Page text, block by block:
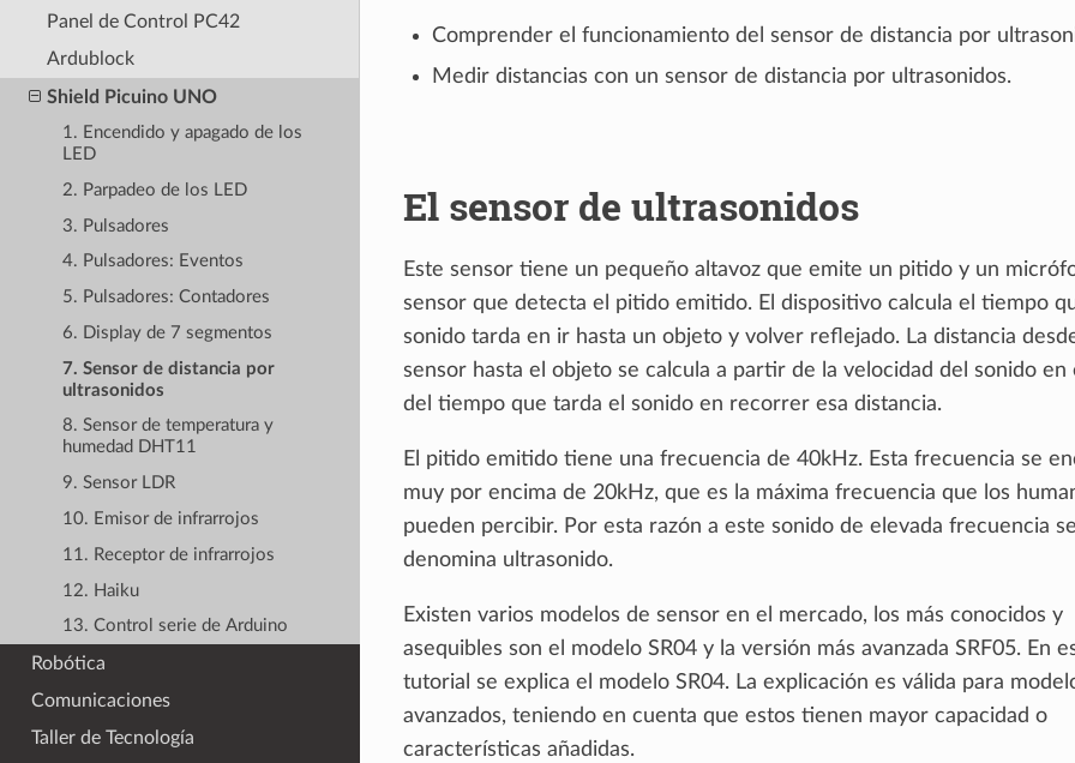
Comprender el funcionamiento del sensor de distancia por
Medir distancias con un sensor de distancia por ultrasonidos.
El sensor de ultrasonidos
Este sensor tiene un pequeño altavoz que emite un pitido y un
sensor que detecta el pitido emitido. El dispositivo calcula el tiempo
sonido tarda en ir hasta un objeto y volver reflejado. La distancia
sensor hasta el objeto se calcula a partir de la velocidad del sonido en
del tiempo que tarda el sonido en recorrer esa distancia.
El pitido emitido tiene una frecuencia de 40kHz. Esta frecuencia se
muy por encima de 20kHz, que es la máxima frecuencia que los
pueden percibir. Por esta razón a este sonido de elevada frecuencia
denomina ultrasonido.
Existen varios modelos de sensor en el mercado, los más conocidos y
asequibles son el modelo SR04 y la versión más avanzada SRF05. En
tutorial se explica el modelo SR04. La explicación es válida para
avanzados, teniendo en cuenta que estos tienen mayor capacidad o
características añadidas.
Panel de Control PC42
Ardublock
Shield Picuino UNO
1. Encendido y apagado de los
LED
2. Parpadeo de los LED
3. Pulsadores
4. Pulsadores: Eventos
5. Pulsadores: Contadores
6. Display de 7 segmentos
7. Sensor de distancia por
ultrasonidos
8. Sensor de temperatura y
humedad DHT11
9. Sensor LDR
10. Emisor de infrarrojos
11. Receptor de infrarrojos
12. Haiku
13. Control serie de Arduino
Robótica
Comunicaciones
Taller de Tecnología